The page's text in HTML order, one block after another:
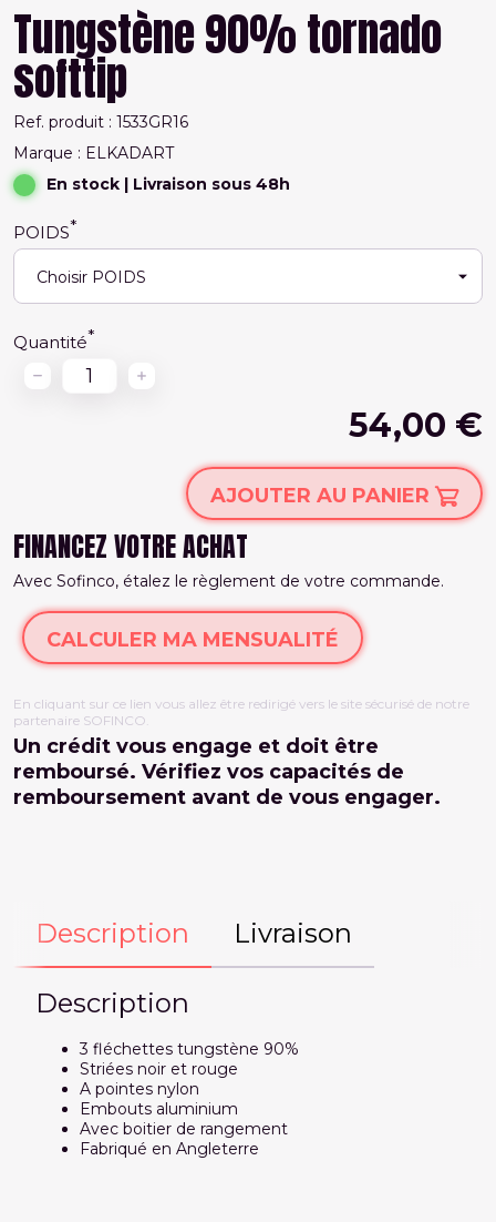
Tungstène 90% tornado
softtip
Ref. produit : 1533GR16
Marque : ELKADART
En stock | Livraison sous 48h
POIDS
Quantité
54,00 €
AJOUTER AU PANIER
FINANCEZ VOTRE ACHAT
Avec Sofinco, étalez le règlement de votre commande.
CALCULER MA MENSUALITÉ
En cliquant sur ce lien vous allez être redirigé vers le site sécurisé de notre
partenaire SOFINCO.
Un crédit vous engage et doit être
remboursé. Vérifiez vos capacités de
remboursement avant de vous engager.
Description Livraison
Description
3 fléchettes tungstène 90%
Striées noir et rouge
A pointes nylon
Embouts aluminium
Avec boitier de rangement
Fabriqué en Angleterre